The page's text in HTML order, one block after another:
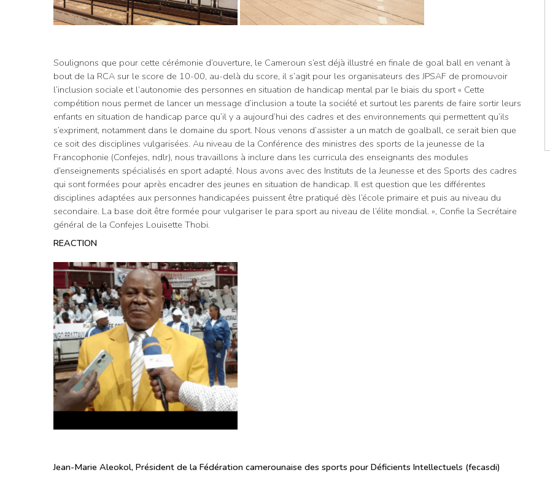
Soulignons que pour cette cérémonie d’ouverture, le Cameroun s’est déjà illustré en finale de goal ball en venant à
bout de la RCA sur le score de 10-00, au-delà du score, il s’agit pour les organisateurs des JPSAF de promouvoir
l’inclusion sociale et l’autonomie des personnes en situation de handicap mental par le biais du sport « Cette
compétition nous permet de lancer un message d’inclusion a toute la société et surtout les parents de faire sortir leurs
enfants en situation de handicap parce qu’il y a aujourd’hui des cadres et des environnements qui permettent qu’ils
s’expriment, notamment dans le domaine du sport. Nous venons d’assister a un match de goalball, ce serait bien que
ce soit des disciplines vulgarisées. Au niveau de la Conférence des ministres des sports de la jeunesse de la
Francophonie (Confejes, ndlr), nous travaillons à inclure dans les curricula des enseignants des modules
d’enseignements spécialisés en sport adapté. Nous avons avec des Instituts de la Jeunesse et des Sports des cadres
qui sont formées pour après encadrer des jeunes en situation de handicap. Il est question que les différentes
disciplines adaptées aux personnes handicapées puissent être pratiqué dès l’école primaire et puis au niveau du
secondaire. La base doit être formée pour vulgariser le para sport au niveau de l’élite mondial. », Confie la Secrétaire
général de la Confejes Louisette Thobi.
REACTION
Jean-Marie Aleokol, Président de la Fédération camerounaise des sports pour Déficients Intellectuels (fecasdi)